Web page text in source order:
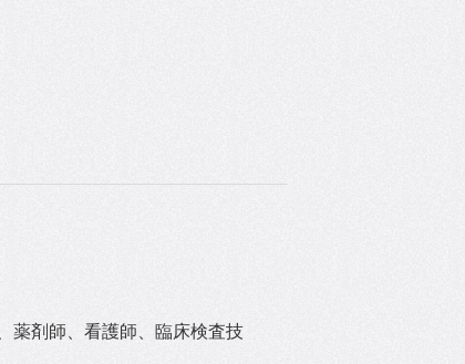
薬剤師、看護師、臨床検査技